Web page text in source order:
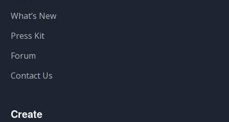
What’s New
Press Kit
Forum
Contact Us
Create